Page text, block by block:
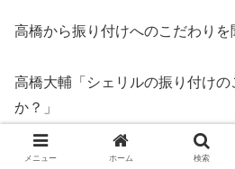
高橋から振り付けへのこだわり
高橋大輔「シェリルの振り付けの
か？」
シェリル「大切なのは、ほかと
メニュー ホーム 検索